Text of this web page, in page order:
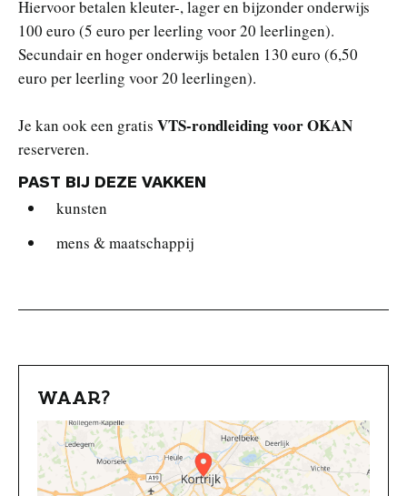
Hiervoor betalen kleuter-, lager en bijzonder onderwijs
100 euro (5 euro per leerling voor 20 leerlingen).
Secundair en hoger onderwijs betalen 130 euro (6,50
euro per leerling voor 20 leerlingen).
Je kan ook een gratis VTS-rondleiding voor OKAN
reserveren.
PAST BIJ DEZE VAKKEN
kunsten
mens & maatschappij
WAAR?